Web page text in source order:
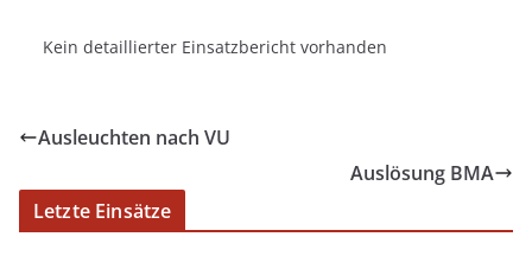
Kein detaillierter Einsatzbericht vorhanden
Ausleuchten nach VU
Auslösung BMA
Letzte Einsätze